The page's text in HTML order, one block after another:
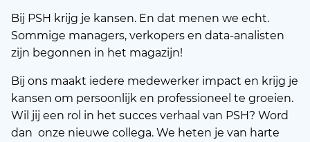
Bij PSH krijg je kansen. En dat menen we echt.
Sommige managers, verkopers en data-analisten
zijn begonnen in het magazijn!
Bij ons maakt iedere medewerker impact en krijg je
kansen om persoonlijk en professioneel te groeien.
Wil jij een rol in het succes verhaal van PSH? Word
dan onze nieuwe collega. We heten je van harte